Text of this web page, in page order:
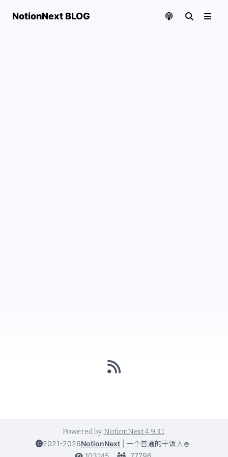
NotionNext BLOG
Powered by NotionNext4.9.3.1.
2021-2026NotionNext
一个普通的干饭人🍚